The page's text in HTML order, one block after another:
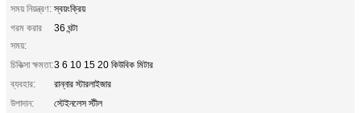
সময় নিয়ন্ত্রণ: স্বয়ংক্রিয়
গরম করার
সময়:
36 ঘন্টা
চিকিত্সা ক্ষমতা:3 6 10 15 20 কিউবিক মিটার
ব্যবহার:
রান্নার স্টারলাইজার
উপাদান:
স্টেইনলেস স্টীল